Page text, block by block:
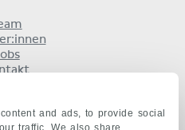
and ads, to provide social
traffic. We also share